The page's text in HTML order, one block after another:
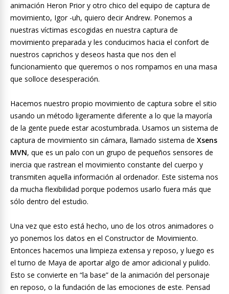
animación Heron Prior y otro chico del equipo de captura de
movimiento, Igor -uh, quiero decir Andrew. Ponemos a
nuestras víctimas escogidas en nuestra captura de
movimiento preparada y les conducimos hacia el confort de
nuestros caprichos y deseos hasta que nos den el
funcionamiento que queremos o nos rompamos en una masa
que solloce desesperación.
Hacemos nuestro propio movimiento de captura sobre el sitio
usando un método ligeramente diferente a lo que la mayoría
de la gente puede estar acostumbrada. Usamos un sistema de
captura de movimiento sin cámara, llamado sistema de Xsens
MVN, que es un palo con un grupo de pequeños sensores de
inercia que rastrean el movimiento constante del cuerpo y
transmiten aquella información al ordenador. Este sistema nos
da mucha flexibilidad porque podemos usarlo fuera más que
sólo dentro del estudio.
Una vez que esto está hecho, uno de los otros animadores o
yo ponemos los datos en el Constructor de Movimiento.
Entonces hacemos una limpieza extensa y reposo, y luego es
el turno de Maya de aportar algo de amor adicional y pulido.
Esto se convierte en “la base” de la animación del personaje
en reposo, o la fundación de las emociones de este. Pensad